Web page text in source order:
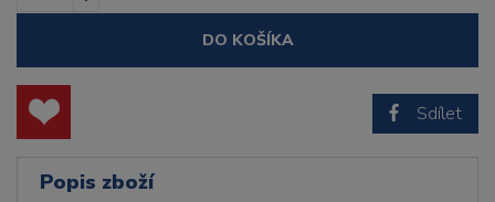
DO KOŠÍKA
Sdílet
Popis zboží